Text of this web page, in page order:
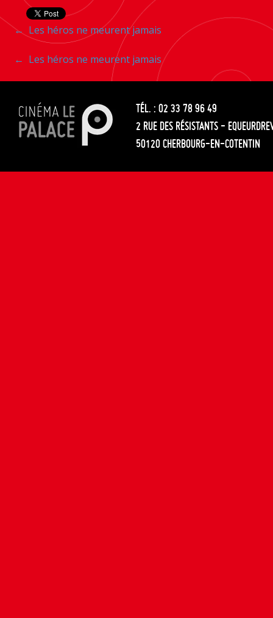
Navigation
entre
les
articles
← Les héros ne meurent jamais
Navigation
entre
les
articles
← Les héros ne meurent jamais
TÉL. : 02 33 78 96 49
2 RUE DES RÉSISTANTS -
50120 CHERBOURG-EN-COTENTIN